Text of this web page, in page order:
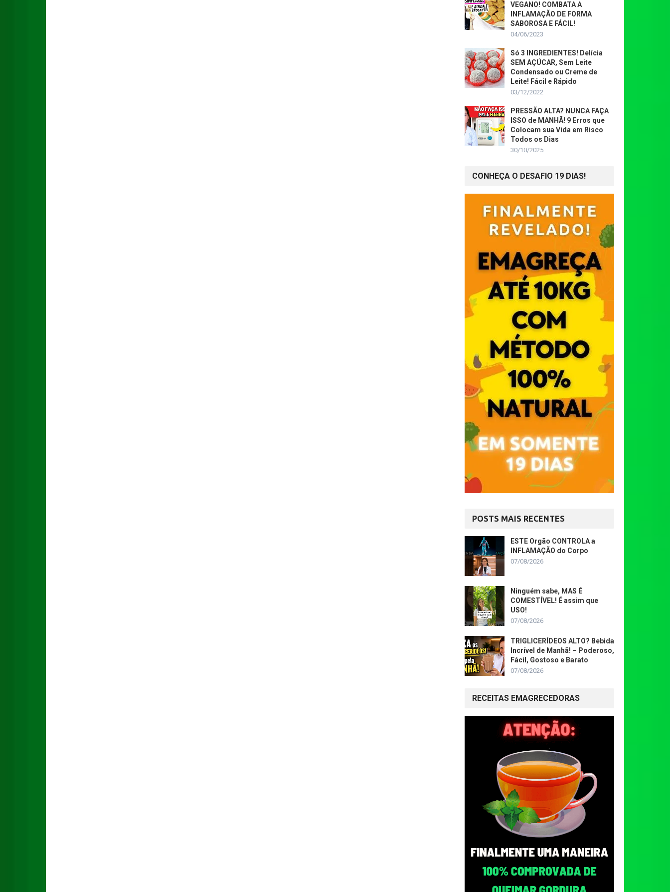
VEGANO! COMBATA A
INFLAMAÇÃO DE FORMA
SABOROSA E FÁCIL!
04/06/2023
Só 3 INGREDIENTES! Delícia
SEM AÇÚCAR, Sem Leite
Condensado ou Creme de
Leite! Fácil e Rápido
03/12/2022
PRESSÃO ALTA? NUNCA FAÇA
ISSO de MANHÃ! 9 Erros que
Colocam sua Vida em Risco
Todos os Dias
30/10/2025
CONHEÇA O DESAFIO 19 DIAS!
POSTS MAIS RECENTES
ESTE Orgão CONTROLA a
INFLAMAÇÃO do Corpo
07/08/2026
Ninguém sabe, MAS É
COMESTÍVEL! É assim que
USO!
07/08/2026
TRIGLICERÍDEOS ALTO? Bebida
Incrível de Manhã! – Poderoso,
Fácil, Gostoso e Barato
07/08/2026
RECEITAS EMAGRECEDORAS